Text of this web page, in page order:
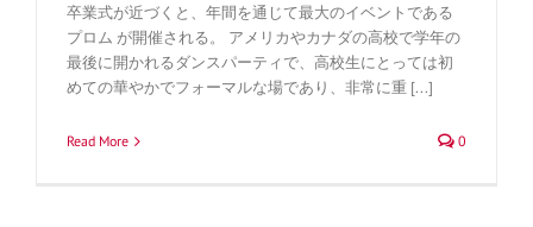
卒業式が近づくと、年間を通じて最大のイベントである
プロム が開催される。 アメリカやカナダの高校で学年の
最後に開かれるダンスパーティで、高校生にとっては初
めての華やかでフォーマルな場であり、非常に重 [...]
Read More 0